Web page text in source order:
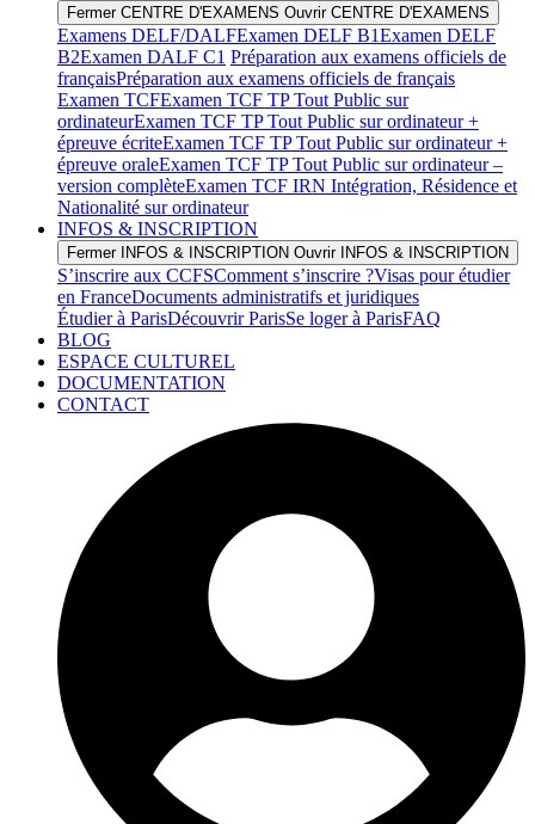
Fermer CENTRE D'EXAMENS Ouvrir CENTRE D'EXAMENS
Examens DELF/DALFExamen DELF B1Examen DELF
B2Examen DALF C1 Préparation aux examens officiels de
françaisPréparation aux examens officiels de français
Examen TCFExamen TCF TP Tout Public sur
ordinateurExamen TCF TP Tout Public sur ordinateur +
épreuve écriteExamen TCF TP Tout Public sur ordinateur +
épreuve oraleExamen TCF TP Tout Public sur ordinateur –
version complèteExamen TCF IRN Intégration, Résidence et
Nationalité sur ordinateur
INFOS & INSCRIPTION
Fermer INFOS & INSCRIPTION Ouvrir INFOS & INSCRIPTION
S’inscrire aux CCFSComment s’inscrire ?Visas pour étudier
en FranceDocuments administratifs et juridiques
Étudier à ParisDécouvrir ParisSe loger à ParisFAQ
BLOG
ESPACE CULTUREL
DOCUMENTATION
CONTACT